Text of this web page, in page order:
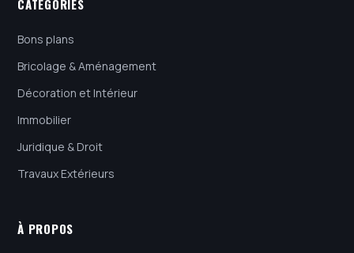
CATÉGORIES
Bons plans
Bricolage & Aménagement
Décoration et Intérieur
Immobilier
Juridique & Droit
Travaux Extérieurs
À PROPOS